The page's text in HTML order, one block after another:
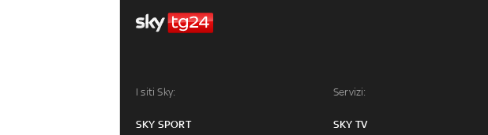
I siti Sky:
SKY SPORT
Servizi:
SKY TV